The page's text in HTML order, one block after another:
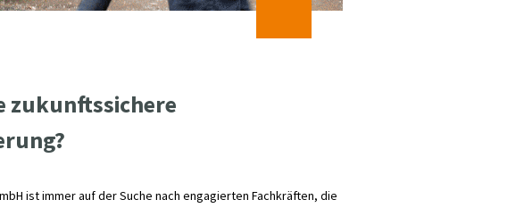
zukunftssichere
ist immer auf der Suche nach engagierten Fachkräften, die